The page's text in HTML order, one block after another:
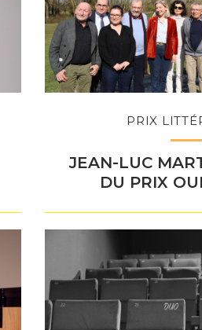
PRIX
JEAN-LUC
DU PRIX